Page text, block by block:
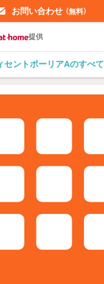
お問い合わせ （無料）
提供
セントポーリアAのすべ